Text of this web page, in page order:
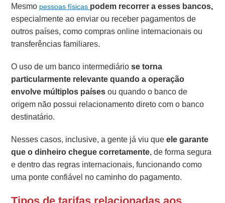
Mesmo pessoas físicas podem recorrer a esses bancos,
especialmente ao enviar ou receber pagamentos de
outros países, como compras online internacionais ou
transferências familiares.
O uso de um banco intermediáriose torna
particularmente relevante quando a operação
envolve múltiplos paísesou quando o banco de
origem não possui relacionamento direto com o banco
destinatário.
Nesses casos, inclusive, a gente já viu queele garante
que o dinheiro chegue corretamente, de forma segura
e dentro das regras internacionais, funcionando como
uma ponte confiável no caminho do pagamento.